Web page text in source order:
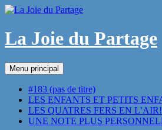
Aller
contenu
La Joie du Partage
Recherche
Menu principal
#183 (pas de titre)
LES ENFANTS ET PETITS
LES QUATRES FERS EN L’AIR!
UNE NOTE PLUS